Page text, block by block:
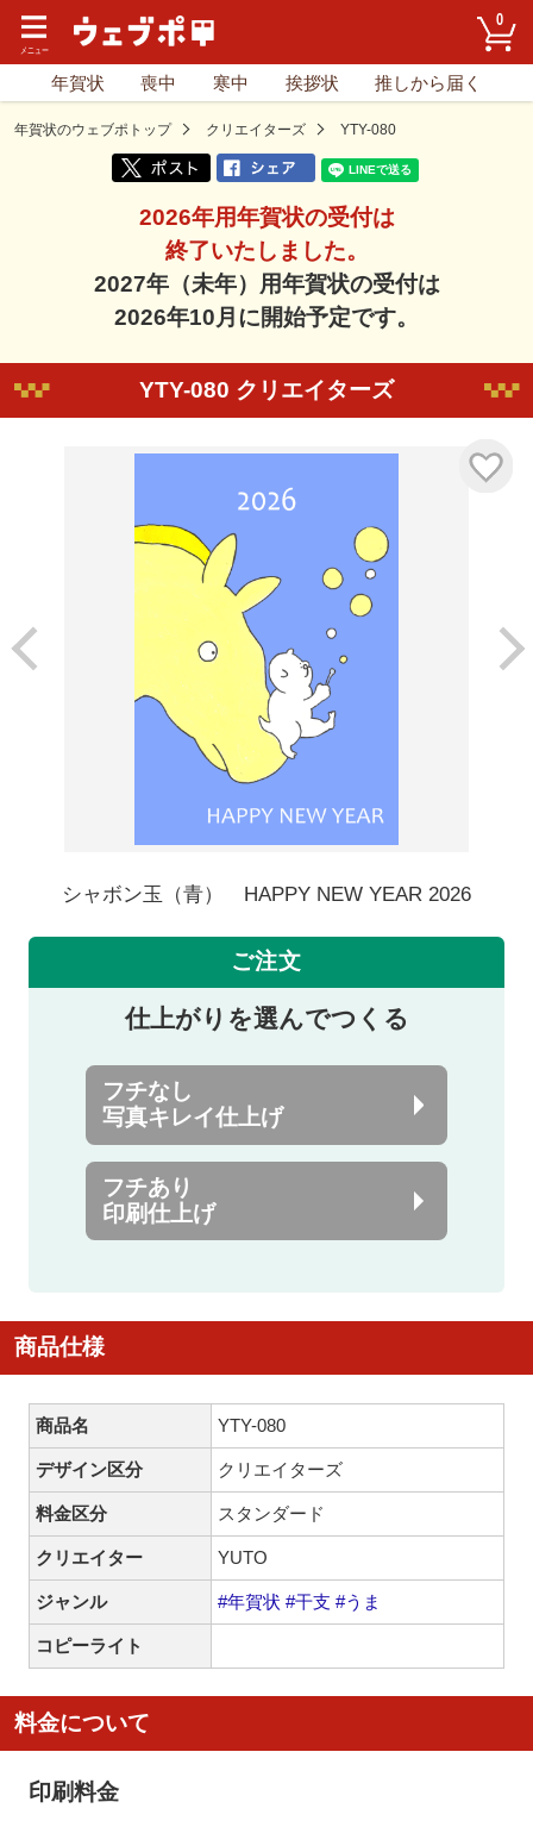
0
年賀状 喪中 寒中 挨拶状 推しから届く
年賀状のウェブポトップ クリエイターズ YTY-080
2026年用年賀状の受付は
終了いたしました。
2027年（未年）用年賀状の受付は
2026年10月に開始予定です。
YTY-080 クリエイターズ
シャボン玉（青） HAPPY NEW YEAR 2026
ご注文
仕上がりを選んでつくる
フチなし
写真キレイ仕上げ
フチあり
印刷仕上げ
商品仕様
商品名 YTY-080
デザイン区分 クリエイターズ
料金区分 スタンダード
クリエイター YUTO
ジャンル #年賀状 #干支 #うま
コピーライト
料金について
印刷料金